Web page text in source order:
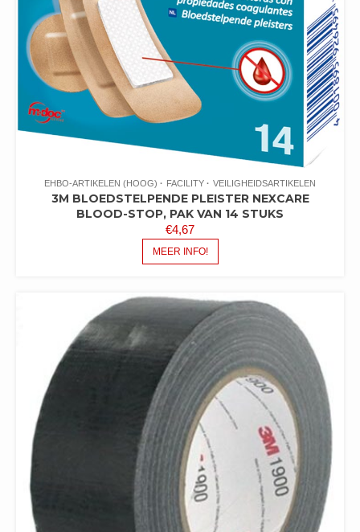
EHBO-ARTIKELEN (HOOG) FACILITY VEILIGHEIDSARTIKELEN
3M BLOEDSTELPENDE PLEISTER NEXCARE
BLOOD-STOP, PAK VAN 14 STUKS
€4,67
MEER INFO!